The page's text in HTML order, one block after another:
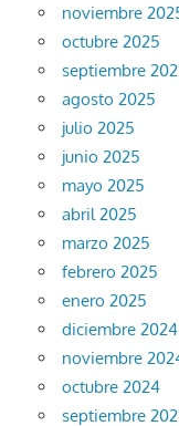
noviembre
octubre 2025
septiembre
agosto 2025
julio 2025
junio 2025
mayo 2025
abril 2025
marzo 2025
febrero 2025
enero 2025
diciembre 2024
noviembre
octubre 2024
septiembre